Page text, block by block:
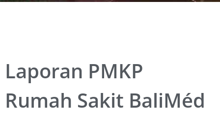
Laporan PMKP
Rumah Sakit BaliMéd